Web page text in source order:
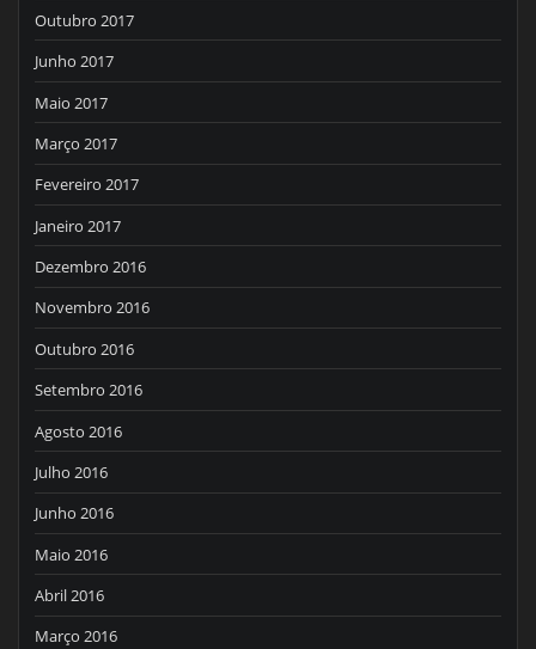
Outubro 2017
Junho 2017
Maio 2017
Março 2017
Fevereiro 2017
Janeiro 2017
Dezembro 2016
Novembro 2016
Outubro 2016
Setembro 2016
Agosto 2016
Julho 2016
Junho 2016
Maio 2016
Abril 2016
Março 2016